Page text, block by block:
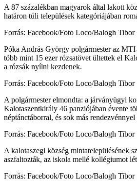
A 87 százalékban magyarok által lakott
határon túli települések kategóriájában
Forrás: Facebook/Foto Loco/Balogh Tibor
Póka András György polgármester az
több mint 15 ezer rózsatövet ültettek el
a rózsák nyílni kezdenek.
Forrás: Facebook/Foto Loco/Balogh Tibor
A polgármester elmondta: a járványügyi
Kalotaszentkirály 46 panziójában évente
néptánctáborral, és sok más
Forrás: Facebook/Foto Loco/Balogh Tibor
A kalotaszegi község mintatelepülésének
aszfaltozták, az iskola mellé kollégiumot
Forrás: Facebook/Foto Loco/Balogh Tibor